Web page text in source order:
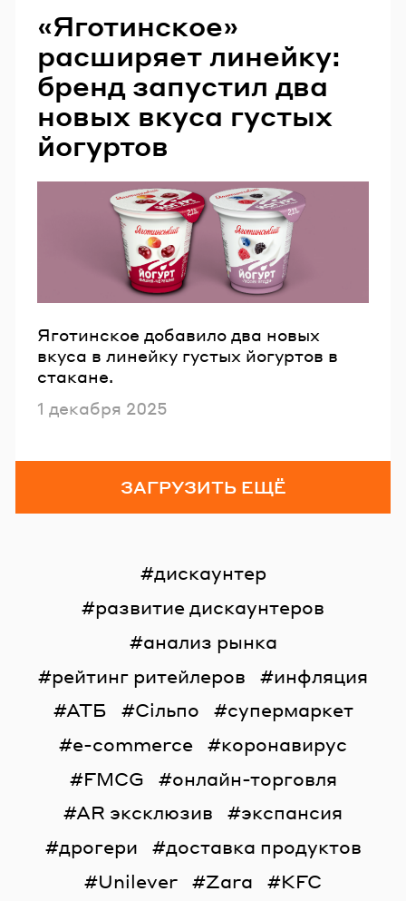
«Яготинское»
расширяет линейку:
бренд запустил два
новых вкуса густых
йогуртов
Яготинское добавило два новых
вкуса в линейку густых йогуртов в
стакане.
Опубликовано
1 декабря 2025
ЗАГРУЗИТЬ ЕЩЁ
дискаунтер
развитие дискаунтеров
анализ рынка
рейтинг ритейлеров
инфляция
АТБ
Сільпо
супермаркет
e-commerce
коронавирус
FMCG
онлайн-торговля
AR эксклюзив
экспансия
дрогери
доставка продуктов
Unilever
Zara
KFC